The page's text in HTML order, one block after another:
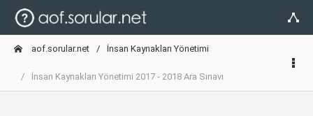
aof.sorular.net İnsan Kaynakları Yönetimi
İnsan Kaynakları Yönetimi 2017 - 2018 Ara Sınavı